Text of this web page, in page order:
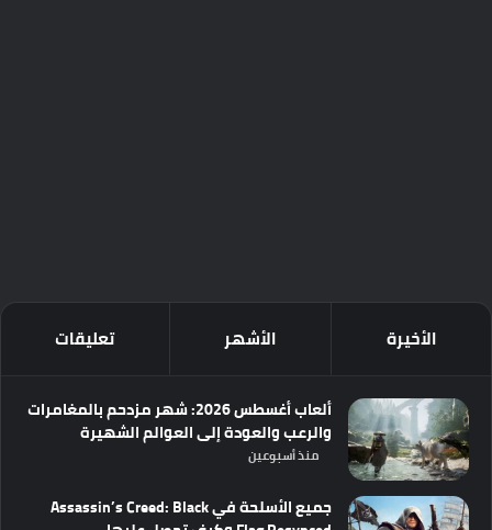
الأخيرة الأشهر تعليقات
ألعاب أغسطس 2026: شهر مزدحم بالمغامرات
والرعب والعودة إلى العوالم الشهيرة
منذ أسبوعين
جميع الأسلحة في Assassin’s Creed: Black